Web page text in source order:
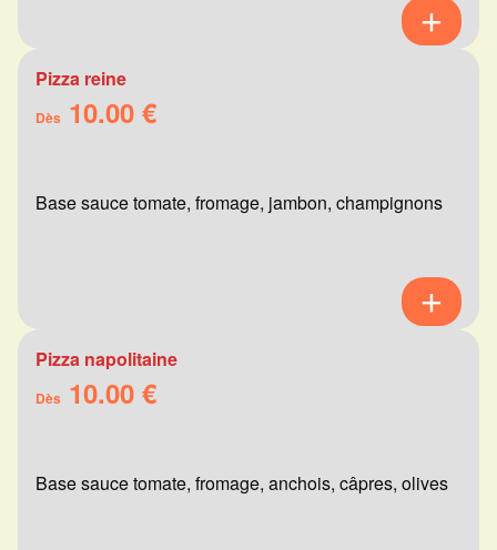
Pizza reine
Dès 10.00 €
Base sauce tomate, fromage, jambon, champignons
Pizza napolitaine
Dès 10.00 €
Base sauce tomate, fromage, anchois, câpres, olives